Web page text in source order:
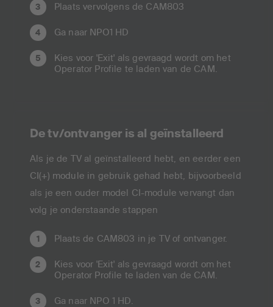
Plaats vervolgens de CAM803
Ga naar NPO1 HD
Kies voor 'Exit' als gevraagd wordt om het
Operator Profile te laden van de CAM.
De tv/ontvanger is al geïnstalleerd
Als je de TV al geïnstalleerd hebt, en eerder een
CI(+) module in gebruik gehad hebt, bijvoorbeeld
als je een ouder model CI-module vervangt dan
volg je onderstaande stappen
Plaats de CAM803 in je TV of ontvanger.
Kies voor 'Exit' als gevraagd wordt om het
Operator Profile te laden van de CAM.
Ga naar NPO 1 HD.